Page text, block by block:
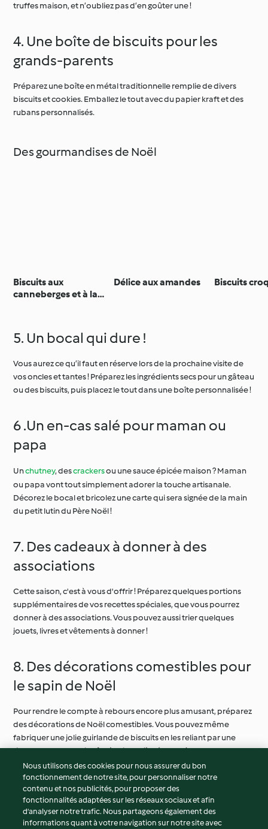
truffes maison, et n’oubliez pas d’en goûter une !
4. Une boîte de biscuits pour les
grands-parents
Préparez une boîte en métal traditionnelle remplie de divers
biscuits et cookies. Emballez le tout avec du papier kraft et des
rubans personnalisés.
Des gourmandises de Noël
Biscuits aux
canneberges et à la
Délice aux amandes Biscuits
5. Un bocal qui dure !
Vous aurez ce qu’il faut en réserve lors de la prochaine visite de
vos oncles et tantes ! Préparez les ingrédients secs pour un gâteau
ou des biscuits, puis placez le tout dans une boîte personnalisée !
6 .Un en-cas salé pour maman ou
papa
Unchutney, descrackersou une sauce épicée maison ? Maman
ou papa vont tout simplement adorer la touche artisanale.
Décorez le bocal et bricolez une carte qui sera signée de la main
du petit lutin du Père Noël !
7. Des cadeaux à donner à des
associations
Cette saison, c'est à vous d'offrir ! Préparez quelques portions
supplémentaires de vos recettes spéciales, que vous pourrez
donner à des associations. Vous pouvez aussi trier quelques
jouets, livres et vêtements à donner !
8. Des décorations comestibles pour
le sapin de Noël
Pour rendre le compte à rebours encore plus amusant, préparez
des décorations de Noël comestibles. Vous pouvez même
fabriquer une jolie guirlande de biscuits en les reliant par une
ficelle. Ce sera aussi drôle à faire qu’à déguster !
© Copyright 2026
Conditions d'utilisation
Politique de confidentialité
Nous utilisons des cookies pour nous assurer du bon
fonctionnement de notre site, pour personnaliser notre
contenu et nos publicités, pour proposer des
fonctionnalités adaptées sur les réseaux sociaux et afin
d’analyser notre trafic. Nous partageons également des
informations quant à votre navigation sur notre site avec